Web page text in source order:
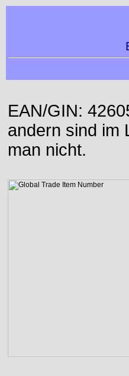
EAN/GIN:
andern sind im
man nicht.